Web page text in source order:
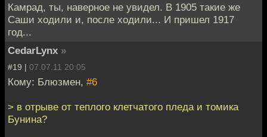
Камрад, ты, наверное не увидел. В 1905 такие же
Саши ходили и, после ходили... И пришел 1917
год...
CedarLynx »
#19 | 07.07.11 20:05
Кому: Блюзмен, #6
> в отрыве от теплого клетчатого пледа и томика
Бунина?